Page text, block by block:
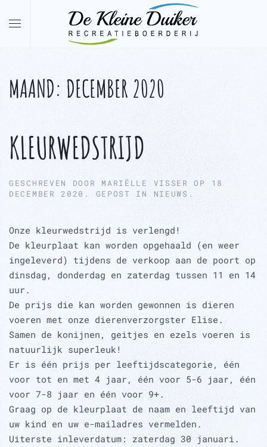
Overslaan en naar de inhoud gaan
MAAND: DECEMBER 2020
KLEURWEDSTRIJD
GESCHREVEN DOOR MARIËLLE VISSER OP18
DECEMBER 2020 . GEPOST INNIEUWS .
Onze kleurwedstrijd is verlengd!
De kleurplaat kan worden opgehaald (en weer
ingeleverd) tijdens de verkoop aan de poort op
dinsdag, donderdag en zaterdag tussen 11 en 14
uur.
De prijs die kan worden gewonnen is dieren
voeren met onze dierenverzorgster Elise.
Samen de konijnen, geitjes en ezels voeren is
natuurlijk superleuk!
Er is één prijs per leeftijdscategorie, één
voor tot en met 4 jaar, één voor 5-6 jaar, één
voor 7-8 jaar en één voor 9+.
Graag op de kleurplaat de naam en leeftijd van
uw kind en uw e-mailadres vermelden.
Uiterste inleverdatum: zaterdag 30 januari.